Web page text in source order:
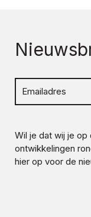
Wil je dat wij je
ontwikkelingen
hier op voor de